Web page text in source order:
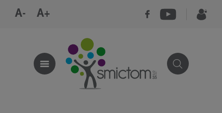
A- A+